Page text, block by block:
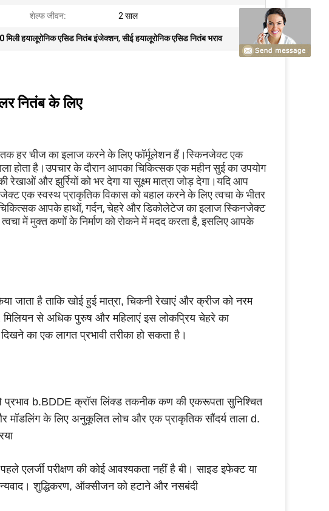
शेल्फ जीवन: 2 साल
मिली हयालूरोनिक एसिड नितंब इंजेक्शन,सीई हयालूरोनिक एसिड नितंब भराव
नितंब के लिए
हर चीज का इलाज करने के लिए फॉर्मूलेशन हैं।स्किनजेक्ट एक
होता है।उपचार के दौरान आपका चिकित्सक एक महीन सुई का उपयोग
और झुर्रियों को भर देगा या सूक्ष्म मात्रा जोड़ देगा।यदि आप
एक स्वस्थ प्राकृतिक विकास को बहाल करने के लिए त्वचा के भीतर
आपके हाथों, गर्दन, चेहरे और डिकोलेटेज का इलाज स्किनजेक्ट
में मुक्त कणों के निर्माण को रोकने में मदद करता है, इसलिए आपके
जाता है ताकि खोई हुई मात्रा, चिकनी रेखाएं और क्रीज को नरम
से अधिक पुरुष और महिलाएं इस लोकप्रिय चेहरे का
का एक लागत प्रभावी तरीका हो सकता है।
b.BDDE क्रॉस लिंक्ड तकनीक कण की एकरूपता सुनिश्चित
मॉडलिंग के लिए अनुकूलित लोच और एक प्राकृतिक सौंदर्य ताला d.
एलर्जी परीक्षण की कोई आवश्यकता नहीं है बी। साइड इफेक्ट या
शुद्धिकरण, ऑक्सीजन को हटाने और नसबंदी